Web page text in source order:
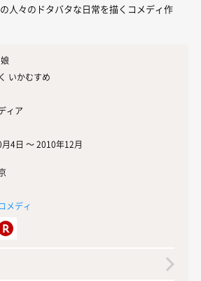
人々のドタバタな日常を描くコメディ作
いかむすめ
ィア
4日 〜 2010年12月
メディ